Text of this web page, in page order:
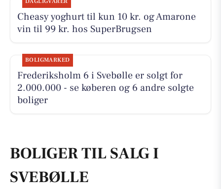
Cheasy yoghurt til kun 10 kr. og Amarone
vin til 99 kr. hos SuperBrugsen
BOLIGMARKED
Frederiksholm 6 i Svebølle er solgt for
2.000.000 - se køberen og 6 andre solgte
boliger
BOLIGER TIL SALG I
SVEBØLLE